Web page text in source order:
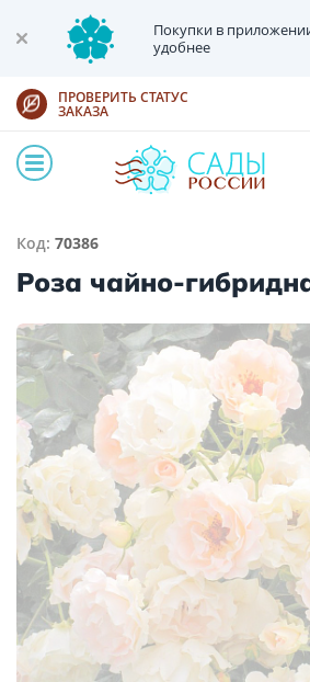
Покупки в
удобнее
ПРОВЕРИТЬ СТАТУС
ЗАКАЗА
Код: 70386
Роза чайно-